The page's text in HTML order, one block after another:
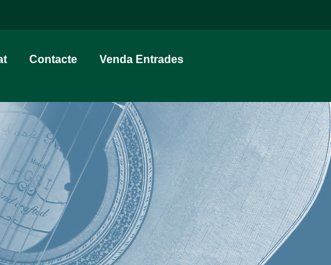
Contacte Venda Entrades